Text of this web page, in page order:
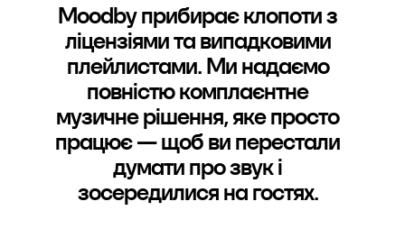
Moodby прибирає клопоти з
ліцензіями та випадковими
плейлистами. Ми надаємо
повністю комплаєнтне
музичне рішення, яке просто
працює — щоб ви перестали
думати про звук і
зосередилися на гостях.